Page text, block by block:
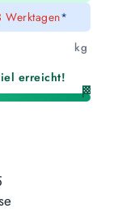
Werktagen*
kg
erreicht!
🏁